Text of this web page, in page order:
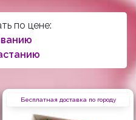
по цене:
Бесплатная доставка по городу